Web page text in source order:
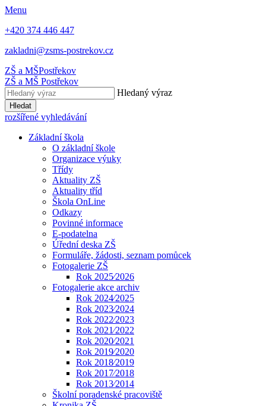
Menu
+420 374 446 447
zakladni@zsms-postrekov.cz
ZŠ a MŠPostřekov
ZŠ a MŠ Postřekov
Hledaný výraz
Hledat
rozšířené vyhledávání
Základní škola
O základní škole
Organizace výuky
Třídy
Aktuality ZŠ
Aktuality tříd
Škola OnLine
Odkazy
Povinné informace
E-podatelna
Úřední deska ZŠ
Formuláře, žádosti, seznam pomůcek
Fotogalerie ZŠ
Rok 2025⁄2026
Fotogalerie akce archiv
Rok 2024⁄2025
Rok 2023⁄2024
Rok 2022⁄2023
Rok 2021⁄2022
Rok 2020⁄2021
Rok 2019⁄2020
Rok 2018⁄2019
Rok 2017⁄2018
Rok 2013⁄2014
Školní poradenské pracoviště